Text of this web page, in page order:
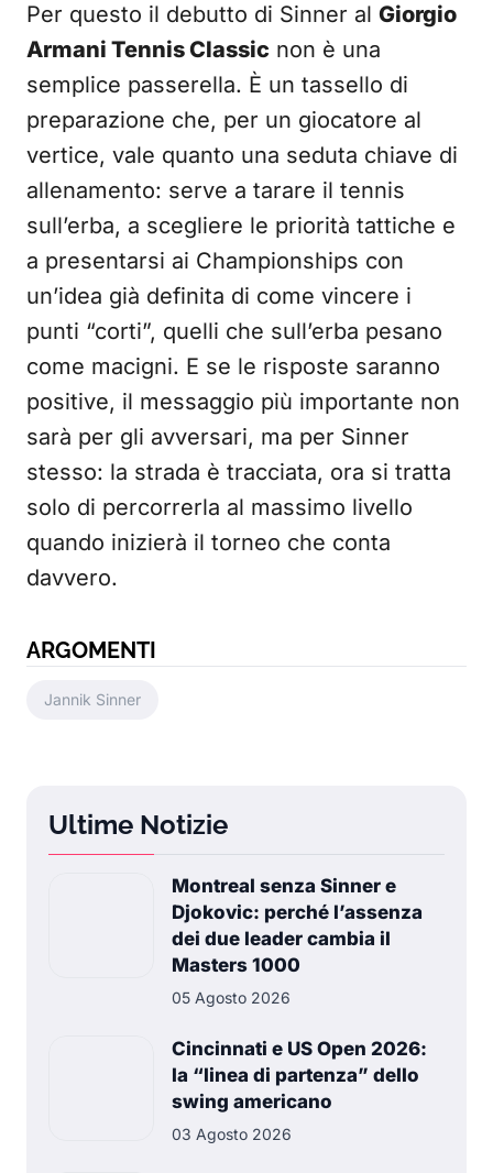
Per questo il debutto di Sinner al Giorgio
Armani Tennis Classic non è una
semplice passerella. È un tassello di
preparazione che, per un giocatore al
vertice, vale quanto una seduta chiave di
allenamento: serve a tarare il tennis
sull’erba, a scegliere le priorità tattiche e
a presentarsi ai Championships con
un’idea già definita di come vincere i
punti “corti”, quelli che sull’erba pesano
come macigni. E se le risposte saranno
positive, il messaggio più importante non
sarà per gli avversari, ma per Sinner
stesso: la strada è tracciata, ora si tratta
solo di percorrerla al massimo livello
quando inizierà il torneo che conta
davvero.
ARGOMENTI
Jannik Sinner
Ultime Notizie
Montreal senza Sinner e
Djokovic: perché l’assenza
dei due leader cambia il
Masters 1000
05 Agosto 2026
Cincinnati e US Open 2026:
la “linea di partenza” dello
swing americano
03 Agosto 2026